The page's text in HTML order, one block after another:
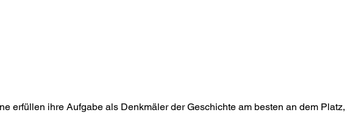
erfüllen ihre Aufgabe als Denkmäler der Geschichte am besten an dem Platz,